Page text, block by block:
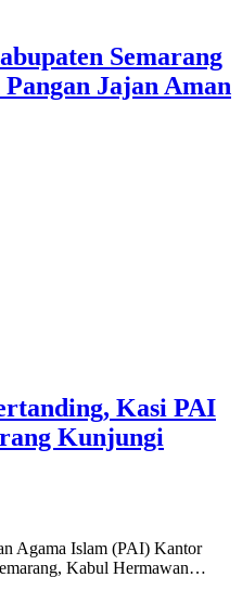
Semarang
Jajan Aman
Kasi PAI
Kunjungi
Agama Islam (PAI) Kantor
Kabul Hermawan…